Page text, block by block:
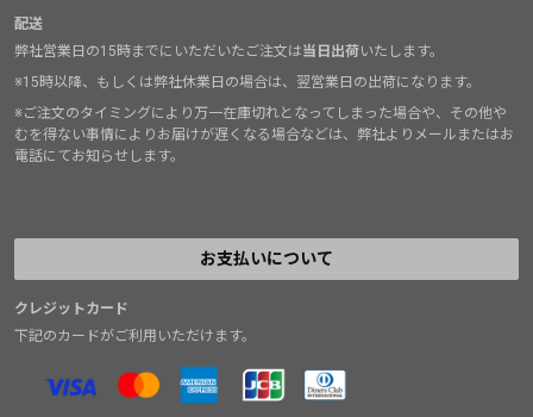
配送
弊社営業日の15時までにいただいたご注文は当日出荷いたします。
※15時以降、もしくは弊社休業日の場合は、翌営業日の出荷になります。
※ご注文のタイミングにより万一在庫切れとなってしまった場合や、その他や
むを得ない事情によりお届けが遅くなる場合などは、弊社よりメールまたはお
電話にてお知らせします。
お支払いについて
クレジットカード
下記のカードがご利用いただけます。